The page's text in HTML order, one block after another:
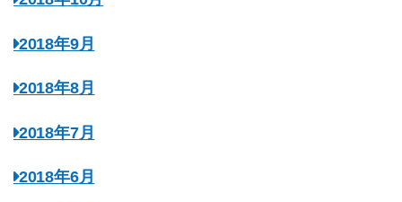
2018年9月
2018年8月
2018年7月
2018年6月